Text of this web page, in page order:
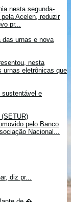
nesta segunda-
Acelen, reduzir
pr...
das urnas e nova
nesta
urnas eletrônicas que
sustentável e
pelo Banco
Nacional...
diz pr...